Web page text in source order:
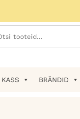
KASS BRÄNDID